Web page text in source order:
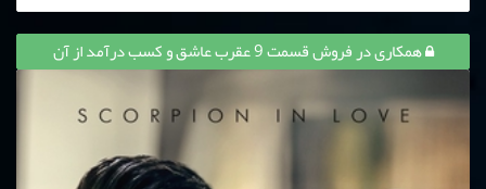
همکاری در فروش قسمت 9 عقرب عاشق و کسب درآمد از آن